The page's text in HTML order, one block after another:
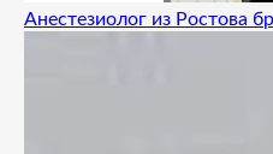
Анестезиолог из Ростова